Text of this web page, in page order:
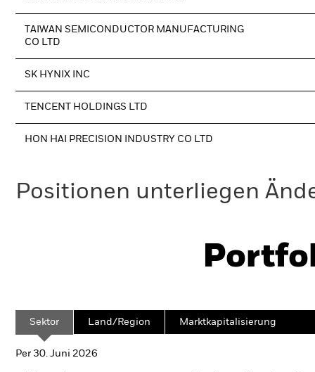
TAIWAN SEMICONDUCTOR MANUFACTURING
CO LTD
SK HYNIX INC
TENCENT HOLDINGS LTD
HON HAI PRECISION INDUSTRY CO LTD
Positionen unterliegen
Sektor Land/Region Marktkapitalisierung
Per 30. Juni 2026